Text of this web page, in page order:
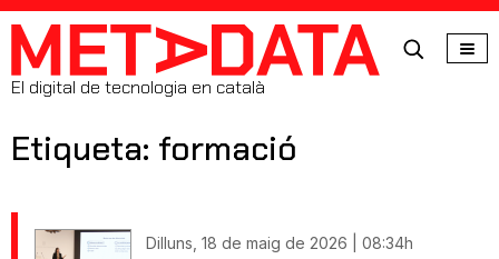
MetaData
El digital de tecnologia en català
Etiqueta: formació
Dilluns, 18 de maig de 2026 | 08:34h